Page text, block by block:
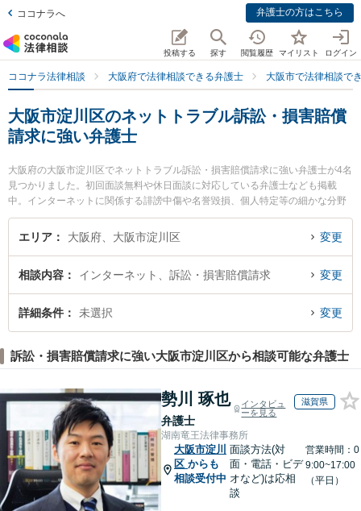
ココナラへ 弁護士の方はこちら
投稿する 探す 閲覧履歴 マイリスト ログイン
ココナラ法律相談 大阪府で法律相談できる弁護士 大阪市で法律相談で
大阪市淀川区のネットトラブル訴訟・損害賠償
請求に強い弁護士
大阪府の大阪市淀川区でネットトラブル訴訟・損害賠償請求に強い弁護士が4名
見つかりました。初回面談無料や休日面談に対応している弁護士なども掲載
中。インターネットに関係する誹謗中傷や名誉毀損、個人特定等の細かな分野
での絞り込み検索もでき便利です。特にTRY総合法律事務所の藤木 大雅弁護士
や新大阪総合法律事務所の元治 武史弁護士、ゆうき法律事務所の結城 圭一弁護
を今すぐに弁護士に相談したい』『ネットトラブル訴訟・損害賠償請求のトラ
ブル解決の実績豊富な近くの弁護士を検索したい』『初回相談無料でネットト
ラブル訴訟・損害賠償請求を法律相談できる大阪市淀川区内の弁護士に相談予
エリア 大阪府、大阪市淀川区 変更
相談内容 インターネット、訴訟・損害賠償請求 変更
詳細条件 未選択 変更
訴訟・損害賠償請求に強い大阪市淀川区から相談可能な弁護士
勢川 琢也
弁護士
インタビュ
ーを見る
滋賀県
湖南竜王法律事務所
大阪市淀川
区 からも
相談受付中
面談方法(対
面・電話・ビデ
オなど)は応相
談
営業時間：0
9:00~17:00
（平日）